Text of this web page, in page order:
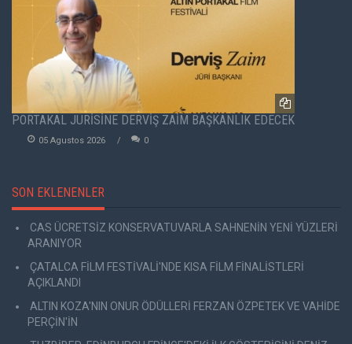
PORTAKAL JÜRİSİNE DERVİŞ ZAİM BAŞKANLIK EDECEK
05 Agustos 2026 0
SON EKLENENLER
CAS ÜCRETSİZ KONSERVATUVARLA SAHNENİN YENİ YÜZLERİ
ARANIYOR
ÇATALCA FİLM FESTİVALİ'NDE KISA FİLM FİNALİSTLERİ
AÇIKLANDI
ALTIN KOZA'NIN ONUR ÖDÜLLERİ FERZAN ÖZPETEK VE VAHİDE
PERÇİN'İN